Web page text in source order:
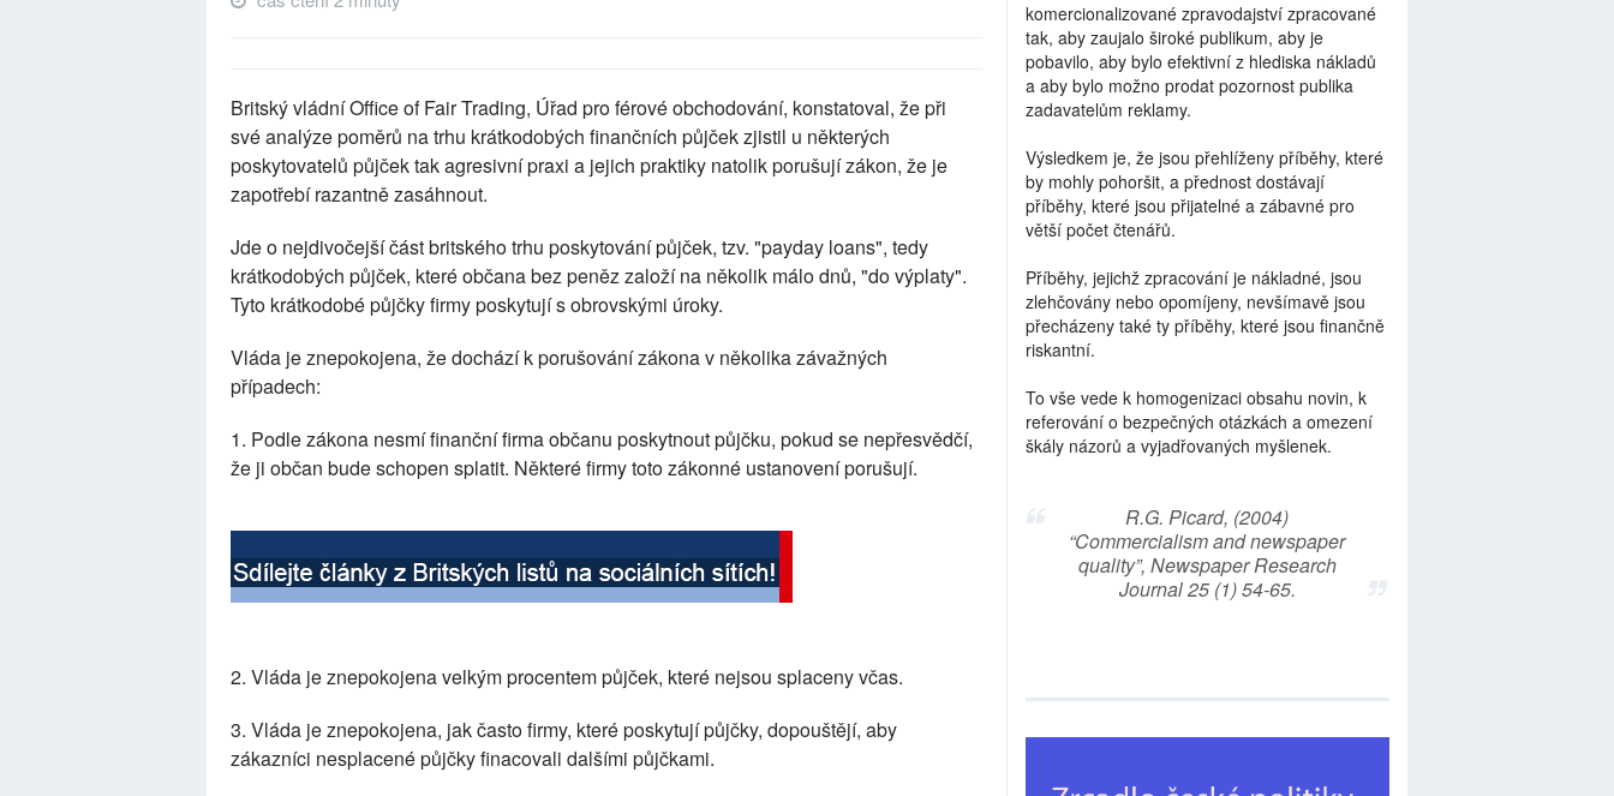
Britský vládní Office of Fair Trading, Úřad pro férové obchodování, konstatoval, že při
své analýze poměrů na trhu krátkodobých finančních půjček zjistil u některých
poskytovatelů půjček tak agresivní praxi a jejich praktiky natolik porušují zákon, že je
zapotřebí razantně zasáhnout.
Jde o nejdivočejší část britského trhu poskytování půjček, tzv. "payday loans", tedy
krátkodobých půjček, které občana bez peněz založí na několik málo dnů, "do výplaty".
Tyto krátkodobé půjčky firmy poskytují s obrovskými úroky.
Vláda je znepokojena, že dochází k porušování zákona v několika závažných
případech:
1. Podle zákona nesmí finanční firma občanu poskytnout půjčku, pokud se nepřesvědčí,
že ji občan bude schopen splatit. Některé firmy toto zákonné ustanovení porušují.
2. Vláda je znepokojena velkým procentem půjček, které nejsou splaceny včas.
3. Vláda je znepokojena, jak často firmy, které poskytují půjčky, dopouštějí, aby
zákazníci nesplacené půjčky finacovali dalšími půjčkami.
komercionalizované zpravodajství zpracované
tak, aby zaujalo široké publikum, aby je
pobavilo, aby bylo efektivní z hlediska nákladů
a aby bylo možno prodat pozornost publika
zadavatelům reklamy.
Výsledkem je, že jsou přehlíženy příběhy, které
by mohly pohoršit, a přednost dostávají
příběhy, které jsou přijatelné a zábavné pro
větší počet čtenářů.
Příběhy, jejichž zpracování je nákladné, jsou
zlehčovány nebo opomíjeny, nevšímavě jsou
přecházeny také ty příběhy, které jsou finančně
riskantní.
To vše vede k homogenizaci obsahu novin, k
referování o bezpečných otázkách a omezení
škály názorů a vyjadřovaných myšlenek.
R.G. Picard, (2004)
“Commercialism and newspaper
quality”, Newspaper Research
Journal 25 (1) 54-65.